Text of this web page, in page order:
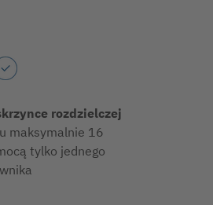
rozdzielczej
maksymalnie 16
tylko jednego